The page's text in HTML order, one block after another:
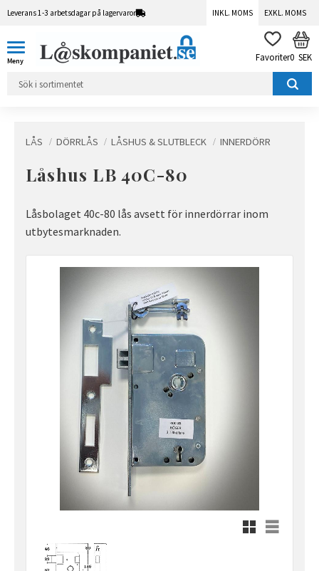
Leverans 1-3 arbetsdagar på lagervaror INKL. MOMS EXKL. MOMS
FAVORITER
0 SEK
LÅS DÖRRLÅS LÅSHUS & SLUTBLECK INNERDÖRR
Låshus LB 40C-80
Låsbolaget 40c-80 lås avsett för innerdörrar inom
utbytesmarknaden.
Rutnätsvy
Listvy